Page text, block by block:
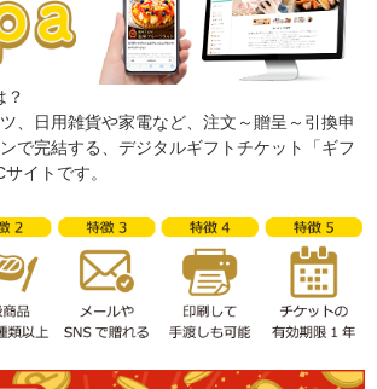
？
、日用雑貨や家電など、注文～贈呈～引換申
で完結する、デジタルギフトチケット「ギフ
イトです。